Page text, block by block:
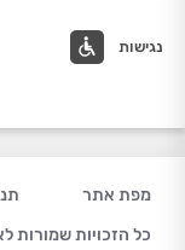
נגישות
מפת אתר
כל הזכויות שמורות